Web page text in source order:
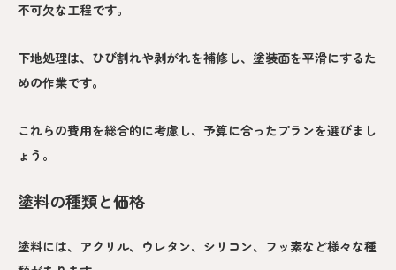
不可欠な工程です。
下地処理は、ひび割れや剥がれを補修し、塗装面を平滑にするた
めの作業です。
これらの費用を総合的に考慮し、予算に合ったプランを選びまし
ょう。
塗料の種類と価格
塗料には、アクリル、ウレタン、シリコン、フッ素など様々な種